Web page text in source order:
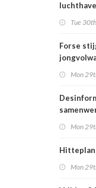
Tue
Forse
Mon
Mon
Hitteplan
Mon